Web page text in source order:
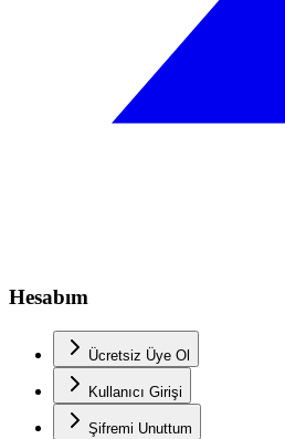
Hesabım
Ücretsiz Üye Ol
Kullanıcı Girişi
Şifremi Unuttum